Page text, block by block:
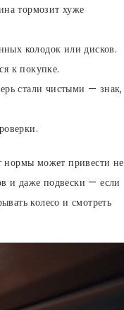
тормозит хуже
колодок или дисков.
к покупке.
стали чистыми — знак,
нормы может привести не
и даже подвески — если
колесо и смотреть